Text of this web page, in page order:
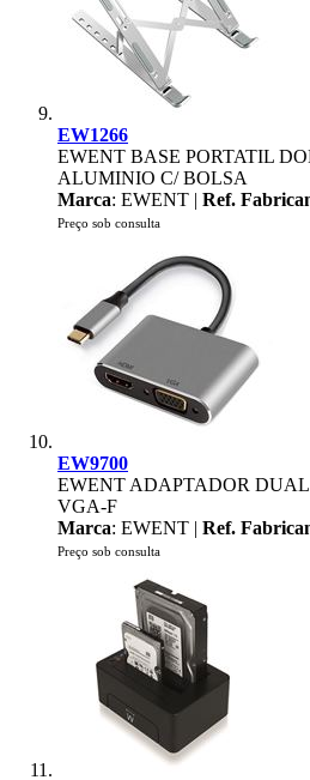
EW1266
EWENT BASE PORTATIL
ALUMINIO C/ BOLSA
Marca: EWENT | Ref.
Preço sob consulta
EW9700
EWENT ADAPTADOR
VGA-F
Marca: EWENT | Ref.
Preço sob consulta